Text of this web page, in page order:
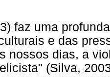
faz uma
e das
nossos dias, a
(Silva,